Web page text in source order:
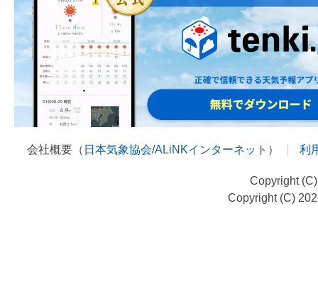
会社概要（ 日本気象協会/ALiNKインターネット ） 利
Copyright
Copyright (C)